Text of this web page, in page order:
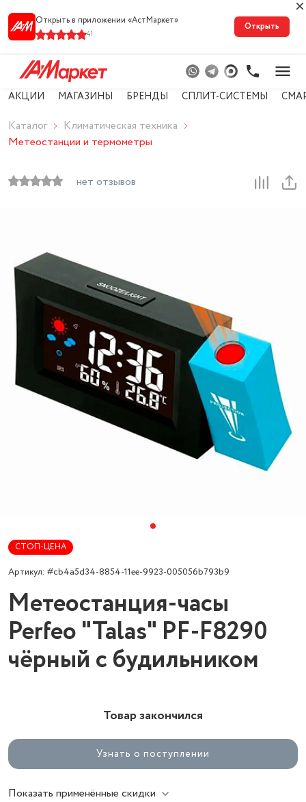
Открыть в приложении «АстМарке‪т‬»
41
Открыть
АКЦИИ МАГАЗИНЫ БРЕНДЫ СПЛИТ-СИСТЕМЫ
Каталог
Климатическая техника
Метеостанции и термометры
нет отзывов
СТОП-ЦЕНА
Артикул: #cb4a5d34-8854-11ee-9923-005056b793b9
Метеостанция-часы
Perfeo "Talas" PF-F8290
чёрный с будильником
Товар закончился
Узнать о поступлении
Показать применённые скидки